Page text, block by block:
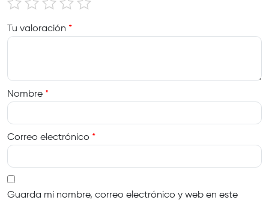
Tu valoración *
Nombre *
Correo electrónico *
Guarda mi nombre, correo electrónico y web en este